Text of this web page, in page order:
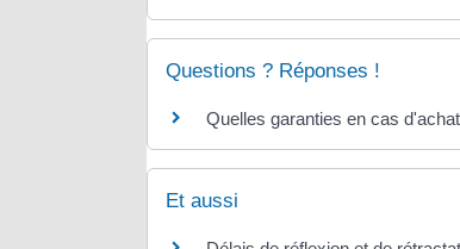
Questions ? Réponses !
Quelles garanties en cas
Et aussi